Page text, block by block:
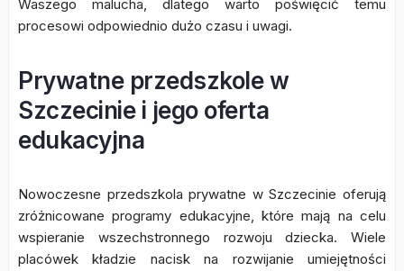
Waszego malucha, dlatego warto poświęcić temu
procesowi odpowiednio dużo czasu i uwagi.
Prywatne przedszkole w
Szczecinie i jego oferta
edukacyjna
Nowoczesne przedszkola prywatne w Szczecinie oferują
zróżnicowane programy edukacyjne, które mają na celu
wspieranie wszechstronnego rozwoju dziecka. Wiele
placówek kładzie nacisk na rozwijanie umiejętności